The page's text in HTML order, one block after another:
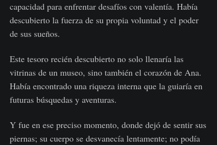
capacidad para enfrentar desafíos con valentía. Había
descubierto la fuerza de su propia voluntad y el poder
de sus sueños.
Este tesoro recién descubierto no solo llenaría las
vitrinas de un museo, sino también el corazón de Ana.
Había encontrado una riqueza interna que la guiaría en
futuras búsquedas y aventuras.
Y fue en ese preciso momento, donde dejó de sentir sus
piernas; su cuerpo se desvanecía lentamente; no podía